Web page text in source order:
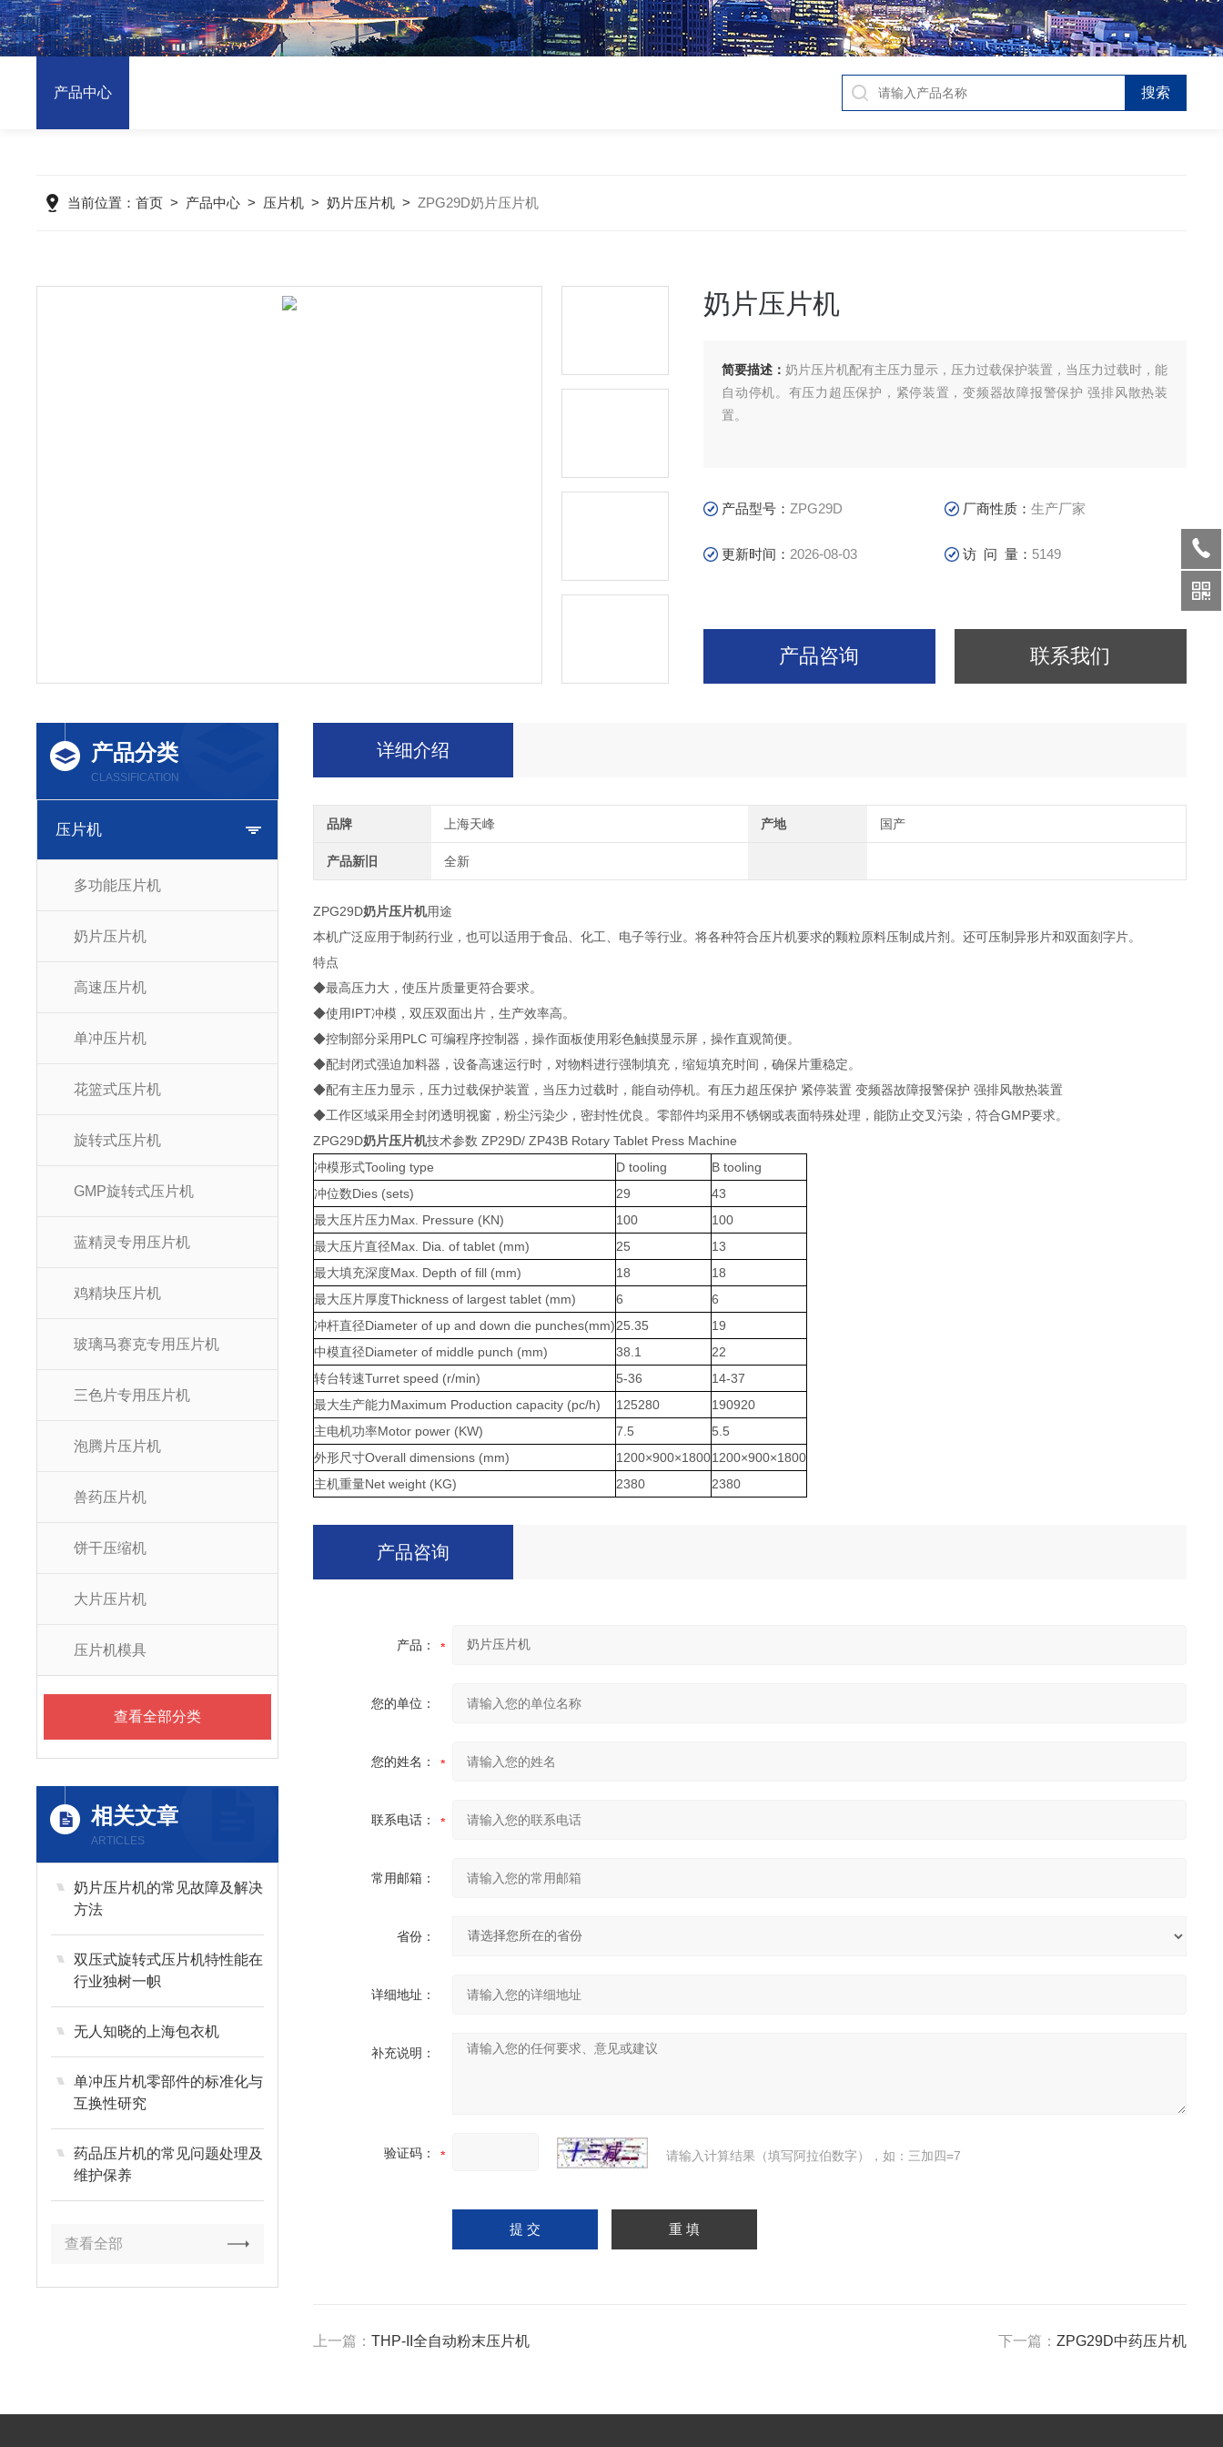
产品中心
当前位置：首页 > 产品中心 > 压片机 >奶片压片机 >ZPG29D奶片压片机
奶片压片机
简要描述：奶片压片机配有主压力显示，压力过载保护装置，当压力过载时，能
自动停机。有压力超压保护，紧停装置，变频器故障报警保护 强排风散热装
置。
产品型号：ZPG29D 厂商性质：生产厂家
更新时间： 2026-08-03 访 问 量： 5149
产品咨询 联系我们
产品分类
CLASSIFICATION
压片机
多功能压片机
奶片压片机
高速压片机
单冲压片机
花篮式压片机
旋转式压片机
GMP旋转式压片机
蓝精灵专用压片机
鸡精块压片机
玻璃马赛克专用压片机
三色片专用压片机
泡腾片压片机
兽药压片机
饼干压缩机
大片压片机
压片机模具
查看全部分类
相关文章
ARTICLES
奶片压片机的常见故障及解决
方法
双压式旋转式压片机特性能在
行业独树一帜
无人知晓的上海包衣机
单冲压片机零部件的标准化与
互换性研究
药品压片机的常见问题处理及
维护保养
查看全部
详细介绍
品牌 上海天峰 产地 国产
产品新旧 全新
ZPG29D奶片压片机用途
本机广泛应用于制药行业，也可以适用于食品、化工、电子等行业。将各种符合压片机要求的颗粒原料压制成片剂。还可压制异形片和双面刻字片。
特点
◆最高压力大，使压片质量更符合要求。
◆使用IPT冲模，双压双面出片，生产效率高。
◆控制部分采用PLC 可编程序控制器，操作面板使用彩色触摸显示屏，操作直观简便。
◆配封闭式强迫加料器，设备高速运行时，对物料进行强制填充，缩短填充时间，确保片重稳定。
◆配有主压力显示，压力过载保护装置，当压力过载时，能自动停机。有压力超压保护 紧停装置 变频器故障报警保护 强排风散热装置
◆工作区域采用全封闭透明视窗，粉尘污染少，密封性优良。零部件均采用不锈钢或表面特殊处理，能防止交叉污染，符合GMP要求。
ZPG29D奶片压片机技术参数 ZP29D/ ZP43B Rotary Tablet Press Machine
冲模形式Tooling type
D tooling
B tooling
冲位数Dies (sets)
29
43
最大压片压力Max. Pressure (KN)
100
100
最大压片直径Max. Dia. of tablet (mm)
25
13
最大填充深度Max. Depth of fill (mm)
18
18
最大压片厚度Thickness of largest tablet (mm)
6
6
冲杆直径Diameter of up and down die punches(mm)25.35
19
中模直径Diameter of middle punch (mm)
38.1
22
转台转速Turret speed (r/min)
5-36
14-37
最大生产能力Maximum Production capacity (pc/h)
125280
190920
主电机功率Motor power (KW)
7.5
5.5
外形尺寸Overall dimensions (mm)
1200×900×18001200×900×1800
主机重量Net weight (KG)
2380 2380
产品咨询
产品：
您的单位：
您的姓名：
联系电话：
常用邮箱：
省份：
详细地址：
补充说明：
验证码： 请输入计算结果（填写阿拉伯数字），如：三加四=7
上一篇： THP-II全自动粉末压片机 下一篇： ZPG29D中药压片机